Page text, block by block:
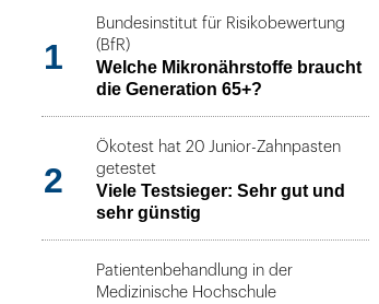
1
Bundesinstitut für Risikobewertung
(BfR)
Welche Mikronährstoffe braucht
die Generation 65+?
2
Ökotest hat 20 Junior-Zahnpasten
getestet
Viele Testsieger: Sehr gut und
sehr günstig
Patientenbehandlung in der
Medizinische Hochschule